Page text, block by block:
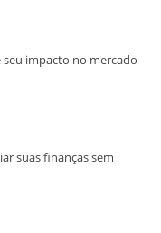
seu impacto no mercado
suas finanças sem